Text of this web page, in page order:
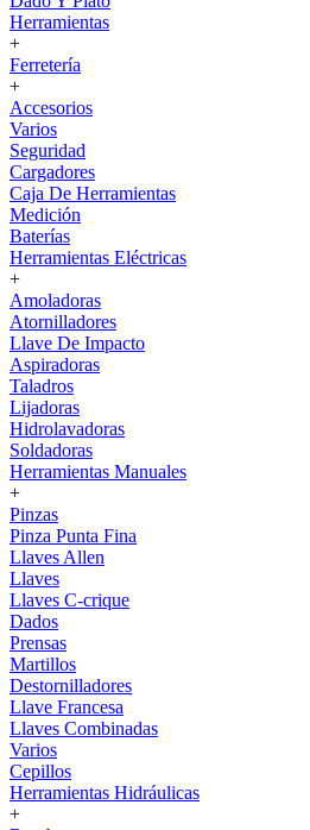
Herramientas
+
Ferretería
+
Accesorios
Varios
Seguridad
Cargadores
Caja De Herramientas
Medición
Baterías
Herramientas Eléctricas
+
Amoladoras
Atornilladores
Llave De Impacto
Aspiradoras
Taladros
Lijadoras
Hidrolavadoras
Soldadoras
Herramientas Manuales
+
Pinzas
Pinza Punta Fina
Llaves Allen
Llaves
Llaves C-crique
Dados
Prensas
Martillos
Destornilladores
Llave Francesa
Llaves Combinadas
Varios
Cepillos
Herramientas Hidráulicas
+